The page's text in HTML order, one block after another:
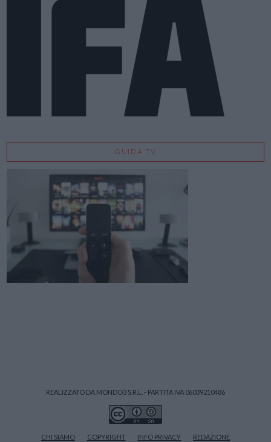
GUIDA TV
REALIZZATO DA MONDO3 S.R.L. - PARTITA IVA 06039210486
CHI SIAMO COPYRIGHT INFO PRIVACY REDAZIONE